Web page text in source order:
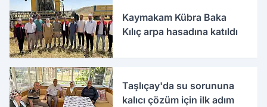
Kaymakam Kübra Baka
Kılıç arpa hasadına katıldı
Taşlıçay'da su sorununa
kalıcı çözüm için ilk adım